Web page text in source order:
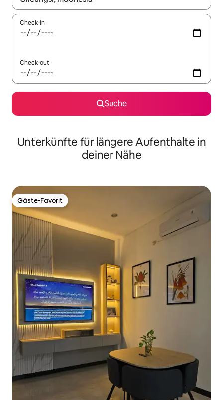
Check-in
Check-out
Suche
Unterkünfte für längere Aufenthalte in
deiner Nähe
Gäste-Favorit
Gäste-Favorit